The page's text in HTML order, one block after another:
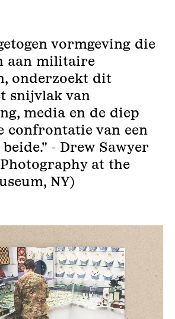
vormgeving die
aan militaire
onderzoekt dit
snijvlak van
media en de diep
confrontatie van een
- Drew Sawyer
at the
NY)